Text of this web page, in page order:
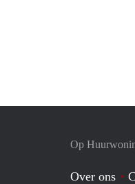
Op
Over ons